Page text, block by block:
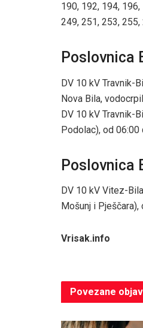
190, 192, 194,
249, 251, 253,
Poslovnica
DV 10 kV Travnik-
Nova Bila,
DV 10 kV Travnik-
Podolac), od
Poslovnica
DV 10 kV Vitez-
Mošunj i
Vrisak.info
Povezane